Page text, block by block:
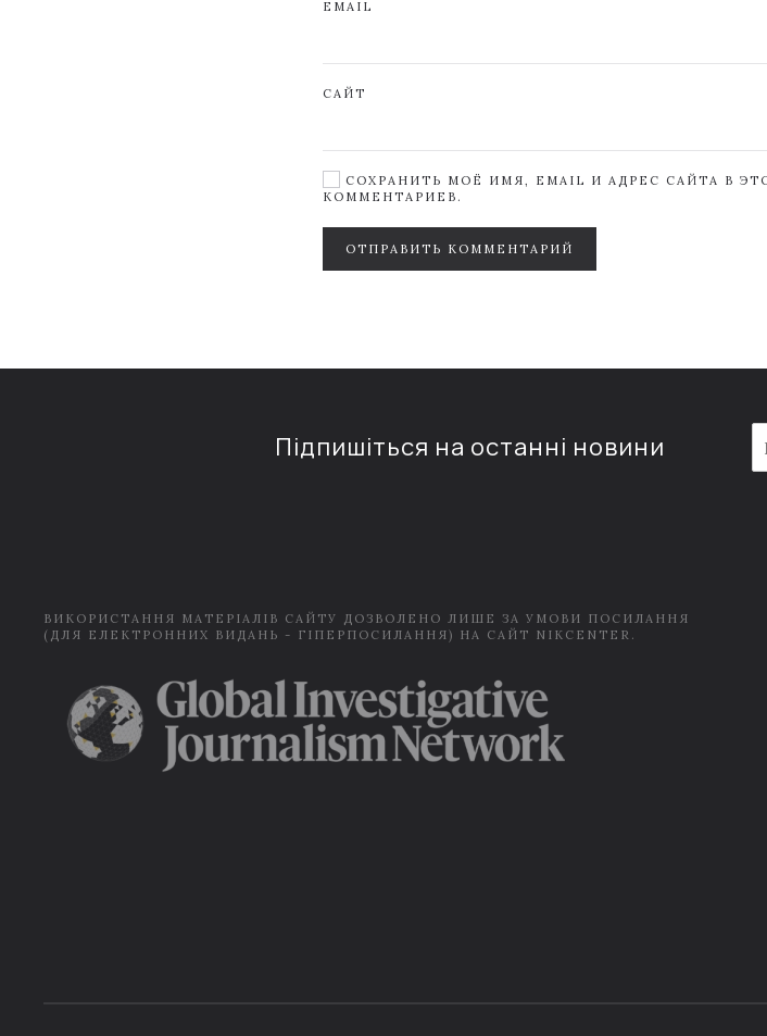
EMAIL
САЙТ
СОХРАНИТЬ МОЁ ИМЯ, EMAIL И АДРЕС САЙТА В
КОММЕНТАРИЕВ.
ОТПРАВИТЬ КОММЕНТАРИЙ
Підпишіться на останні новини
m
a
ВИКОРИСТАННЯ МАТЕРІАЛІВ САЙТУ ДОЗВОЛЕНО ЛИШЕ ЗА УМОВИ ПОСИЛАННЯ
(ДЛЯ ЕЛЕКТРОННИХ ВИДАНЬ - ГІПЕРПОСИЛАННЯ) НА САЙТ NIKCENTER.